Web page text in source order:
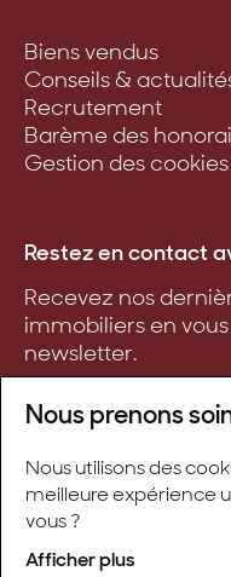
Biens vendus
Conseils &
Recrutement
Barème des
Gestion des cookies
Restez en contact
Recevez nos
immobiliers en
newsletter.
S'inscrire
Nous prenons
Nous utilisons des
meilleure expérience
vous ?
Afficher plus